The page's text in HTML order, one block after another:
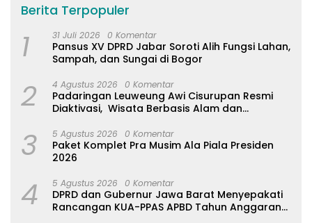
Berita Terpopuler
1 31 Juli 2026 0 Komentar
Pansus XV DPRD Jabar Soroti Alih Fungsi Lahan,
Sampah, dan Sungai di Bogor
2 4 Agustus 2026 0 Komentar
Padaringan Leuweung Awi Cisurupan Resmi
Diaktivasi, Wisata Berbasis Alam dan
3 5 Agustus 2026 0 Komentar
Paket Komplet Pra Musim Ala Piala Presiden
2026
4 5 Agustus 2026 0 Komentar
DPRD dan Gubernur Jawa Barat Menyepakati
Rancangan KUA-PPAS APBD Tahun Anggaran